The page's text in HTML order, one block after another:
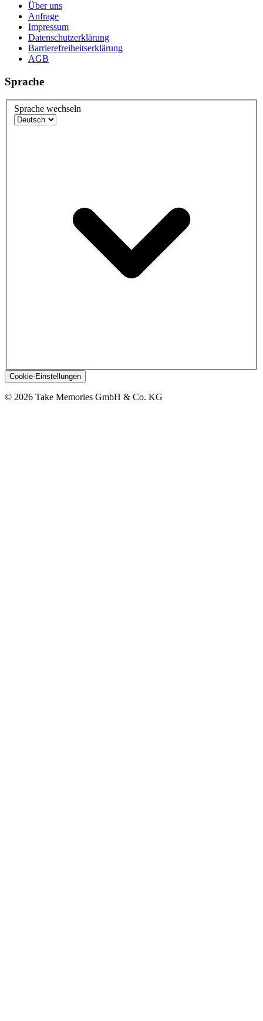
Über uns
Anfrage
Impressum
Datenschutzerklärung
Barrierefreiheitserklärung
AGB
Sprache
Sprache wechseln
Cookie-Einstellungen
© 2026 Take Memories GmbH & Co. KG